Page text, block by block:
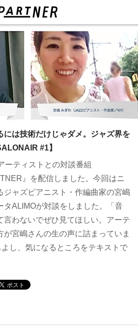
には技術だけじゃダメ。ジャズ界を
#1】
ーティストとの対談番組
』を配信しました。今回はニ
ジャズピアニスト・作編曲家の宮嶋
タALIMOが対談をしました。「音
言わないでぜひ見てほしい。アーテ
が宮嶋さんの生の声に詰まっていま
し、気になるところをテキストで